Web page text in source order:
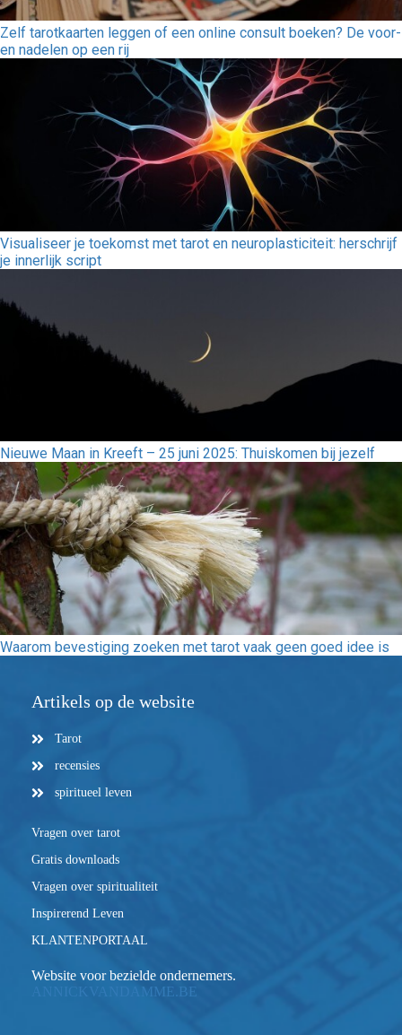
Zelf tarotkaarten leggen of een online consult boeken? De voor-
en nadelen op een rij
Visualiseer je toekomst met tarot en neuroplasticiteit: herschrijf
je innerlijk script
Nieuwe Maan in Kreeft – 25 juni 2025: Thuiskomen bij jezelf
Waarom bevestiging zoeken met tarot vaak geen goed idee is
Artikels op de website
Tarot
recensies
spiritueel leven
Vragen over tarot
Gratis downloads
Vragen over spiritualiteit
Inspirerend Leven
KLANTENPORTAAL
Website voor bezielde ondernemers.
ANNICKVANDAMME.BE